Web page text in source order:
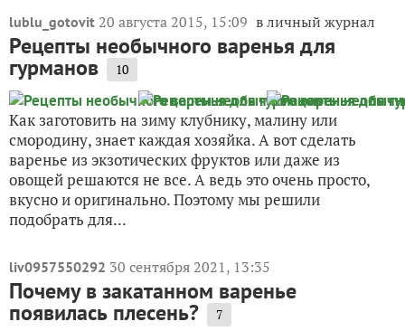
lublu_gotovit 20 августа 2015, 15:09 в личный журнал
Рецепты необычного варенья для
гурманов 10
Как заготовить на зиму клубнику, малину или
смородину, знает каждая хозяйка. А вот сделать
варенье из экзотических фруктов или даже из
овощей решаются не все. А ведь это очень просто,
вкусно и оригинально. Поэтому мы решили
подобрать для...
liv0957550292 30 сентября 2021, 13:35
Почему в закатанном варенье
появилась плесень? 7